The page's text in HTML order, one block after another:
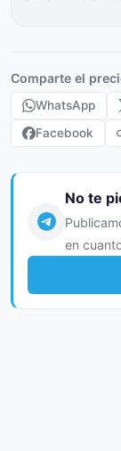
Comparte el
WhatsApp
Facebook
No te
en